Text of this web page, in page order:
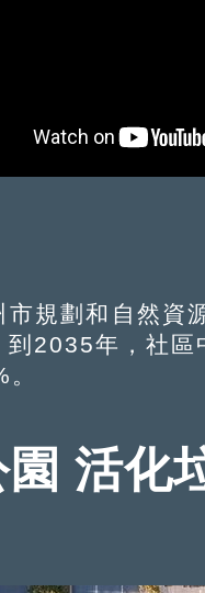
劃和自然資源
到2035年，社
園 活化